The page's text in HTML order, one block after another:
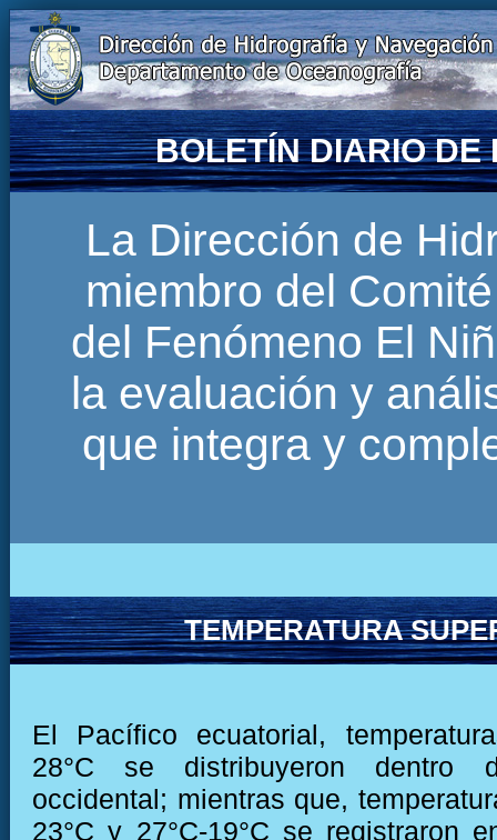
BOLETÍN DIARIO DE
La Dirección de
miembro del
del Fenómeno El
la evaluación y
que integra y
TEMPERATURA
El Pacífico ecuatorial,
28°C se distribuyeron dentro
occidental; mientras que,
23°C y 27°C-19°C se registraron